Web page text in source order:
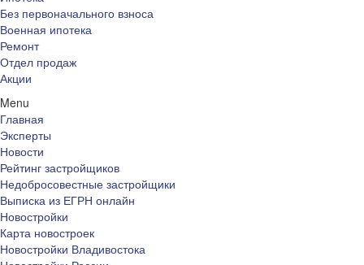
Без первоначального взноса
Военная ипотека
Ремонт
Отдел продаж
Акции
Menu
Главная
Эксперты
Новости
Рейтинг застройщиков
Недобросовестные застройщики
Выписка из ЕГРН онлайн
Новостройки
Карта новостроек
Новостройки Владивостока